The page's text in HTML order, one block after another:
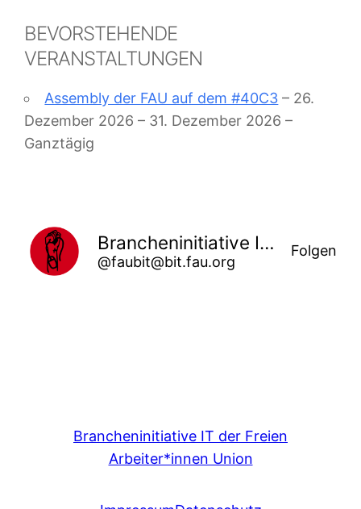
BEVORSTEHENDE
VERANSTALTUNGEN
Assembly der FAU auf dem #40C3 – 26.
Dezember 2026 – 31. Dezember 2026 –
Ganztägig
Brancheninitiative IT der Freien Arbeiter*innen Union
@faubit@bit.fau.org
Folgen
Brancheninitiative IT der Freien
Arbeiter*innen Union